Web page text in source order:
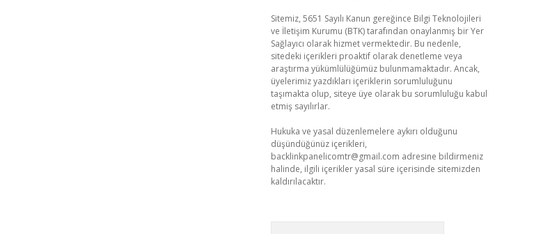
Sitemiz, 5651 Sayılı Kanun gereğince Bilgi Teknolojileri
ve İletişim Kurumu (BTK) tarafından onaylanmış bir Yer
Sağlayıcı olarak hizmet vermektedir. Bu nedenle,
sitedeki içerikleri proaktif olarak denetleme veya
araştırma yükümlülüğümüz bulunmamaktadır. Ancak,
üyelerimiz yazdıkları içeriklerin sorumluluğunu
taşımakta olup, siteye üye olarak bu sorumluluğu kabul
etmiş sayılırlar.
Hukuka ve yasal düzenlemelere aykırı olduğunu
düşündüğünüz içerikleri,
backlinkpanelicomtr@gmail.com adresine bildirmeniz
halinde, ilgili içerikler yasal süre içerisinde sitemizden
kaldırılacaktır.